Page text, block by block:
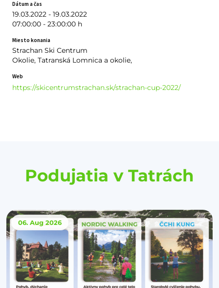
Dátum a čas
19.03.2022 - 19.03.2022
07:00:00 - 23:00:00 h
Miesto konania
Strachan Ski Centrum
Okolie, Tatranská Lomnica a okolie,
Web
https://skicentrumstrachan.sk/strachan-cup-2022/
Podujatia v Tatrách
06. Aug 2026